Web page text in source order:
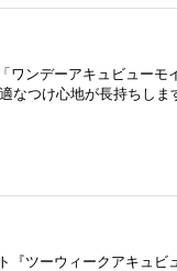
ワンデーアキュビューモ
なつけ心地が長持ちしま
『ツーウィークアキュビ